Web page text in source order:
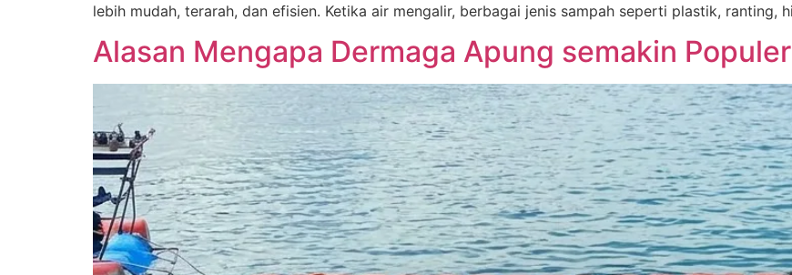
lebih mudah, terarah, dan efisien. Ketika air mengalir, berbagai jenis sampah seperti plastik, ranting,
Alasan Mengapa Dermaga Apung semakin Populer